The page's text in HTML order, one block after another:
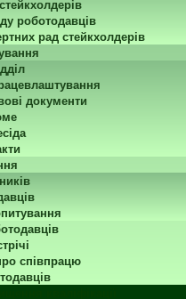
роботодавців
рад стейкхолдерів
документи
співпрацю